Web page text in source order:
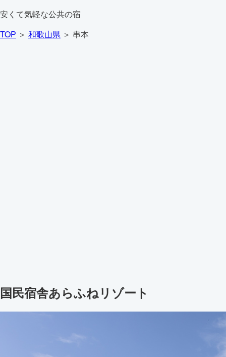
安くて気軽な公共の宿
TOP ＞ 和歌山県 ＞ 串本
国民宿舎あらふねリゾート